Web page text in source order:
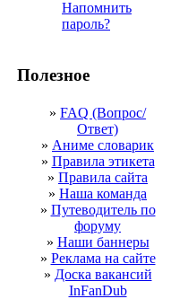
Напомнить
пароль?
Полезное
» FAQ (Вопрос/
Ответ)
» Аниме словарик
» Правила этикета
» Правила сайта
» Наша команда
» Путеводитель по
форуму
» Наши баннеры
» Реклама на сайте
» Доска вакансий
InFanDub